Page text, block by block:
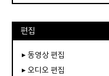
편집
▸ 동영상 편집
▸ 오디오 편집